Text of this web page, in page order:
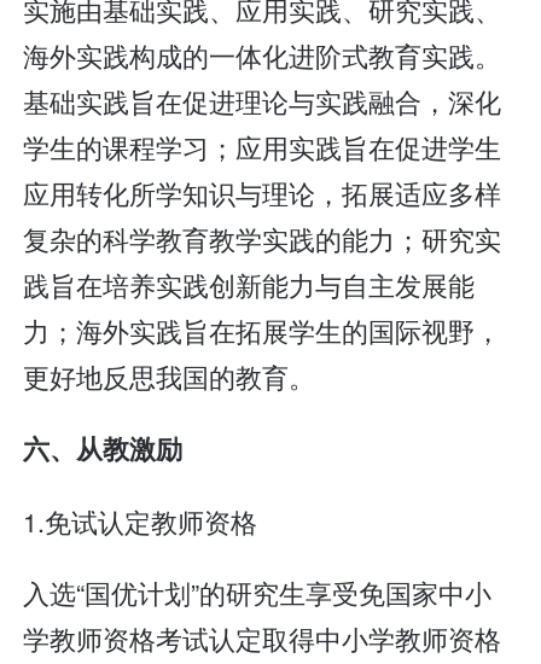
实施由基础实践、应用实践、研究实践、
海外实践构成的一体化进阶式教育实践。
基础实践旨在促进理论与实践融合，深化
学生的课程学习；应用实践旨在促进学生
应用转化所学知识与理论，拓展适应多样
复杂的科学教育教学实践的能力；研究实
践旨在培养实践创新能力与自主发展能
力；海外实践旨在拓展学生的国际视野，
更好地反思我国的教育。
六、从教激励
1.免试认定教师资格
入选“国优计划”的研究生享受免国家中小
学教师资格考试认定取得中小学教师资格